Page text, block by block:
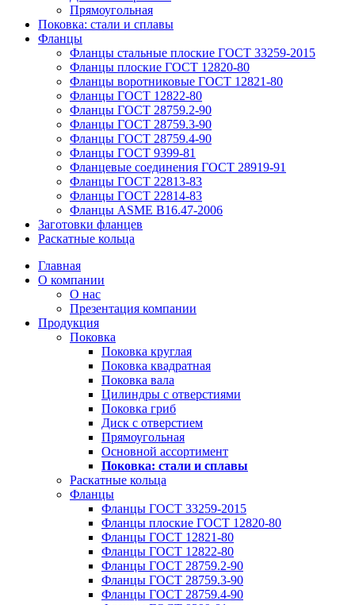
Прямоугольная
Поковка: cтали и сплавы
Фланцы
Фланцы стальные плоские ГОСТ 33259-2015
Фланцы плоские ГОСТ 12820-80
Фланцы воротниковые ГОСТ 12821-80
Фланцы ГОСТ 12822-80
Фланцы ГОСТ 28759.2-90
Фланцы ГОСТ 28759.3-90
Фланцы ГОСТ 28759.4-90
Фланцы ГОСТ 9399-81
Фланцевые соединения ГОСТ 28919-91
Фланцы ГОСТ 22813-83
Фланцы ГОСТ 22814-83
Фланцы ASME B16.47-2006
Заготовки фланцев
Раскатные кольца
Главная
О компании
О нас
Презентация компании
Продукция
Поковка
Поковка круглая
Поковка квадратная
Поковка вала
Цилиндры с отверстиями
Поковка гриб
Диск с отверстием
Прямоугольная
Основной ассортимент
Поковка: cтали и сплавы
Раскатные кольца
Фланцы
Фланцы ГОСТ 33259-2015
Фланцы плоские ГОСТ 12820-80
Фланцы ГОСТ 12821-80
Фланцы ГОСТ 12822-80
Фланцы ГОСТ 28759.2-90
Фланцы ГОСТ 28759.3-90
Фланцы ГОСТ 28759.4-90